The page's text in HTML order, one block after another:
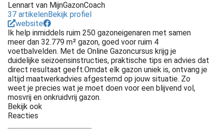
Lennart van MijnGazonCoach
37 artikelenBekijk profiel
website
Ik help inmiddels ruim 250 gazoneigenaren met samen
meer dan 32.779 m² gazon, goed voor ruim 4
voetbalvelden. Met de Online Gazoncursus krijg je
duidelijke seizoensinstructies, praktische tips en advies dat
direct resultaat geeft.Omdat elk gazon uniek is, ontvang je
altijd maatwerkadvies afgestemd op jouw situatie. Zo
weet je precies wat je moet doen voor een blijvend vol,
mosvrij en onkruidvrij gazon.
Bekijk ook
Reacties